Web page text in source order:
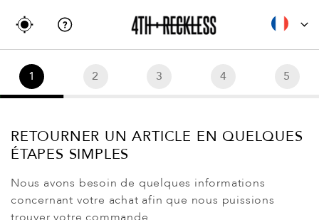
1 2 3 4 5
RETOURNER UN ARTICLE EN QUELQUES
ÉTAPES SIMPLES
Nous avons besoin de quelques informations
concernant votre achat afin que nous puissions